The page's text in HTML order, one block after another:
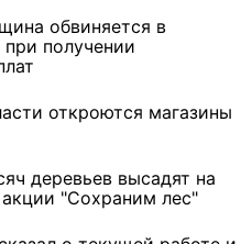
обвиняется в
получении
откроются магазины
деревьев высадят на
"Сохраним лес"